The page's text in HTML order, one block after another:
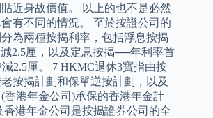
近身故價值。 以上的也不是必然
有不同的情況。 至於按證公司的
分為兩種按揭利率，包括浮息按揭
2.5厘，以及定息按揭──年利率首
2.5厘。 7 HKMC退休3寶指由按
按揭計劃和保單逆按計劃，以及
香港年金公司)承保的香港年金計
港年金公司是按揭證券公司的全